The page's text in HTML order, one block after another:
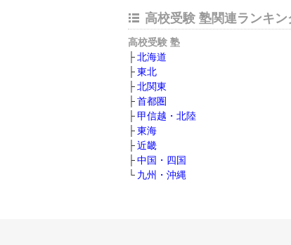
高校受験 塾関連ランキン
高校受験 塾
北海道
東北
北関東
首都圏
甲信越・北陸
東海
近畿
中国・四国
九州・沖縄